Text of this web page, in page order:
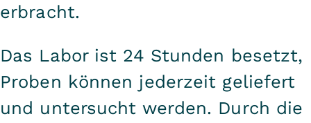
erbracht.
Das Labor ist 24 Stunden besetzt,
Proben können jederzeit geliefert
und untersucht werden. Durch die